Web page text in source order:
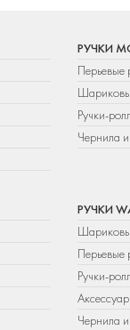
РУЧКИ
Перьевые
Ручки-
Чернила
РУЧКИ
Перьевые
Ручки-
Чернила